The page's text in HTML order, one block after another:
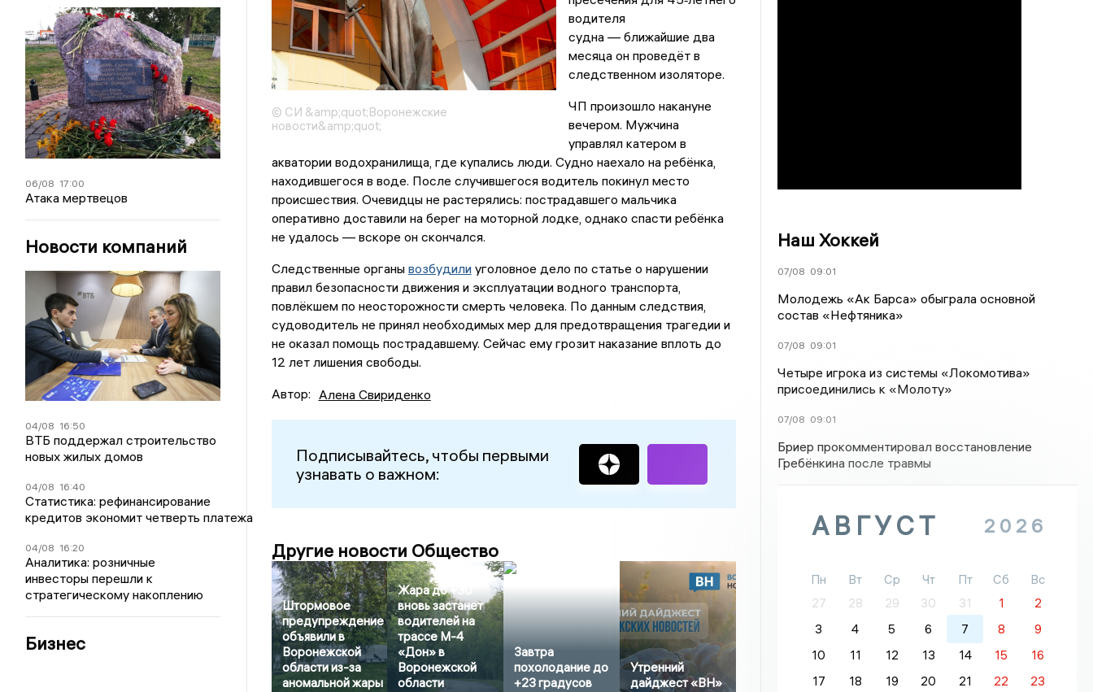
06/08 17:00
Атака мертвецов
Новости компаний
04/08 16:50
ВТБ поддержал строительство
новых жилых домов
04/08 16:40
Статистика: рефинансирование
кредитов экономит четверть платежа
04/08 16:20
Аналитика: розничные
инвесторы перешли к
стратегическому накоплению
Бизнес
© СИ &amp;quot;Воронежские
новости&amp;quot;
водителя
судна — ближайшие два
месяца он проведёт в
следственном изоляторе.
ЧП произошло накануне
вечером. Мужчина
управлял катером в
акватории водохранилища, где купались люди. Судно наехало на ребёнка,
находившегося в воде. После случившегося водитель покинул место
происшествия. Очевидцы не растерялись: пострадавшего мальчика
оперативно доставили на берег на моторной лодке, однако спасти ребёнка
не удалось — вскоре он скончался.
Следственные органы возбудилиуголовное дело по статье о нарушении
правил безопасности движения и эксплуатации водного транспорта,
повлёкшем по неосторожности смерть человека. По данным следствия,
судоводитель не принял необходимых мер для предотвращения трагедии и
не оказал помощь пострадавшему. Сейчас ему грозит наказание вплоть до
12 лет лишения свободы.
Автор: Алена Свириденко
Подписывайтесь, чтобы первыми
узнавать о важном:
Другие новости Общество
Штормовое
предупреждение
объявили в
Воронежской
области из-за
аномальной жары
Жара до +30
вновь застанет
водителей на
трассе М-4
«Дон» в
Воронежской
области
Завтра
похолодание до
+23 градусов
Утренний
дайджест «ВН»
Наш Хоккей
07/08 09:01
Молодежь «Ак Барса» обыграла основной
состав «Нефтяника»
07/08 09:01
Четыре игрока из системы «Локомотива»
присоединились к «Молоту»
07/08 09:01
Бриер прокомментировал восстановление
Гребёнкина после травмы
АВГУСТ 2026
Пн Вт Ср Чт Пт Сб
Вс
27
28 29 30 31 1
2
3
4 5 6 7 8
9
10
11 12 13 14 15
16
17
18 19 20 21 22
23